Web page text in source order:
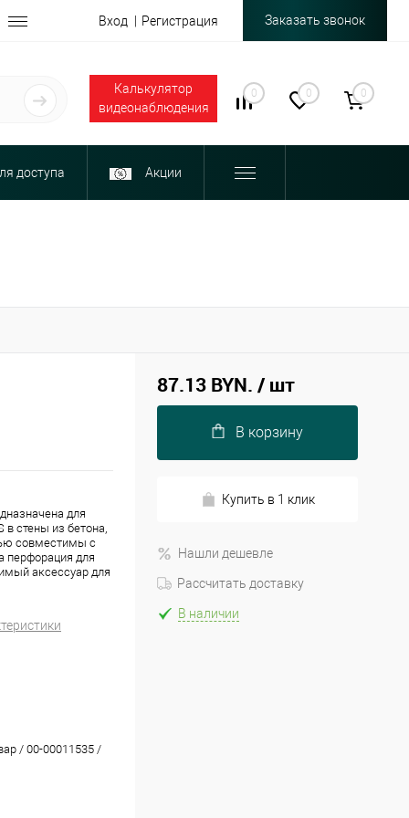
Вход Регистрация Заказать звонок
Калькулятор
видеонаблюдения
0 0 0
доступа Акции
для
в стены из бетона,
совместимы с
перфорация для
аксессуар для
/ 00-00011535 /
87.13 BYN. / шт
В корзину
Купить в 1 клик
Нашли дешевле
Рассчитать доставку
В наличии